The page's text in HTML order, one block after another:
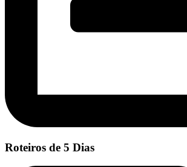
Roteiros de 5 Dias